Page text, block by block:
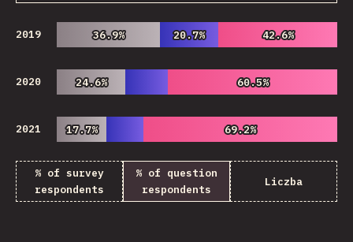
2019 36.9%
36.9% 20.7%
20.7% 42.6%
42.6%
2020 24.6%
24.6% 60.5%
60.5%
2021 17.7%
17.7% 69.2%
69.2%
% of survey
respondents
% of question
respondents
Liczba